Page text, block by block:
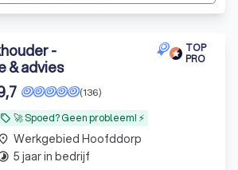
-
& advies
TOP
PRO
local_offer 🚀 Spoed? Geen probleem! ⚡
(136)
Werkgebied Hoofddorp
5 jaar in bedrijf